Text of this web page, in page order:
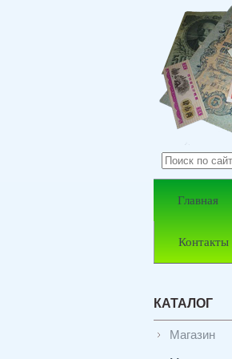
Главная
Контакты
КАТАЛОГ
Магазин